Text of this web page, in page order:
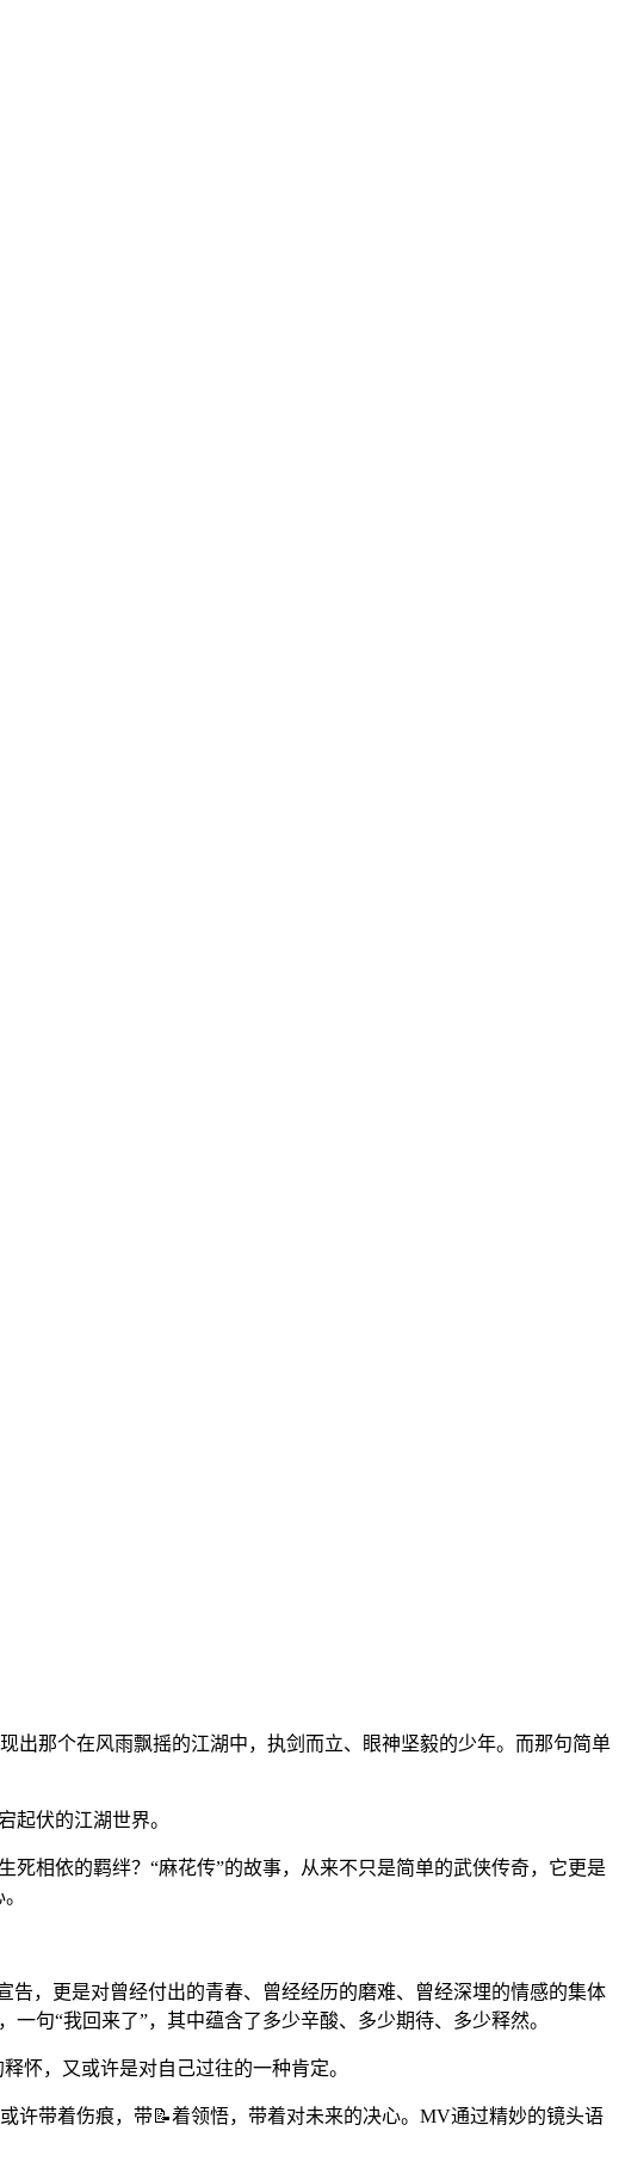
出那个在风雨飘摇的江湖中，执剑而立、眼神坚毅的少年。而那句简单
起伏的江湖世界。
相依的羁绊？“麻花传”的故事，从来不只是简单的武侠传奇，它更是
，更是对曾经付出的青春、曾经经历的磨难、曾经深埋的情感的集体
句“我回来了”，其中蕴含了多少辛酸、多少期待、多少释然。
怀，又或许是对自己过往的一种肯定。
许带着伤痕，带📝着领悟，带着对未来的决心。MV通过精妙的镜头语